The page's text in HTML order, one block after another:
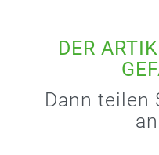
DER
Dann teilen